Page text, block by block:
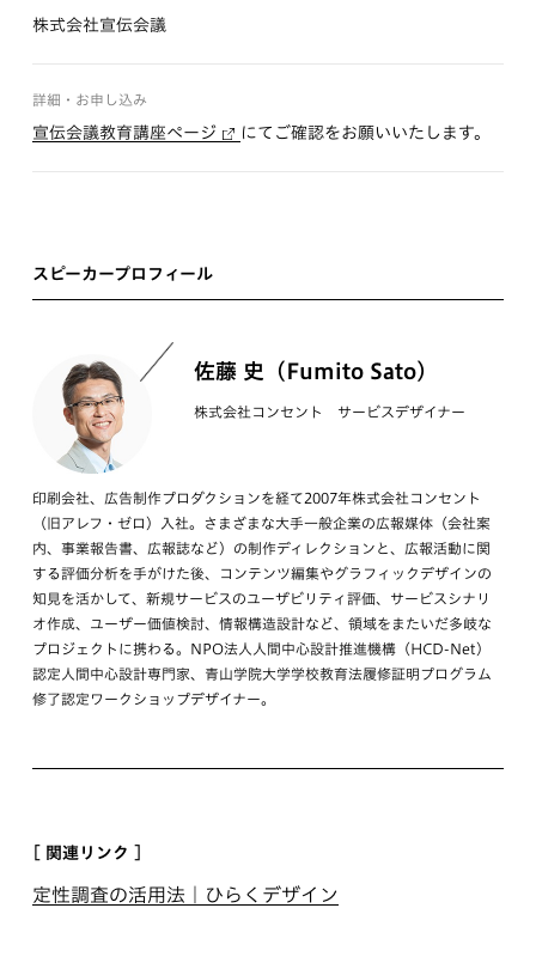
株式会社宣伝会議
詳細・お申し込み
宣伝会議教育講座ページ にてご確認をお願いいたします。
スピーカープロフィール
佐藤 史（Fumito Sato）
株式会社コンセント サービスデザイナー
印刷会社、広告制作プロダクションを経て2007年株式会社コンセント
（旧アレフ・ゼロ）入社。さまざまな大手一般企業の広報媒体（会社案
内、事業報告書、広報誌など）の制作ディレクションと、広報活動に関
する評価分析を手がけた後、コンテンツ編集やグラフィックデザインの
知見を活かして、新規サービスのユーザビリティ評価、サービスシナリ
オ作成、ユーザー価値検討、情報構造設計など、領域をまたいだ多岐な
プロジェクトに携わる。NPO法人人間中心設計推進機構（HCD-Net）
認定人間中心設計専門家、青山学院大学学校教育法履修証明プログラム
修了認定ワークショップデザイナー。
[ 関連リンク ]
定性調査の活用法｜ひらくデザイン